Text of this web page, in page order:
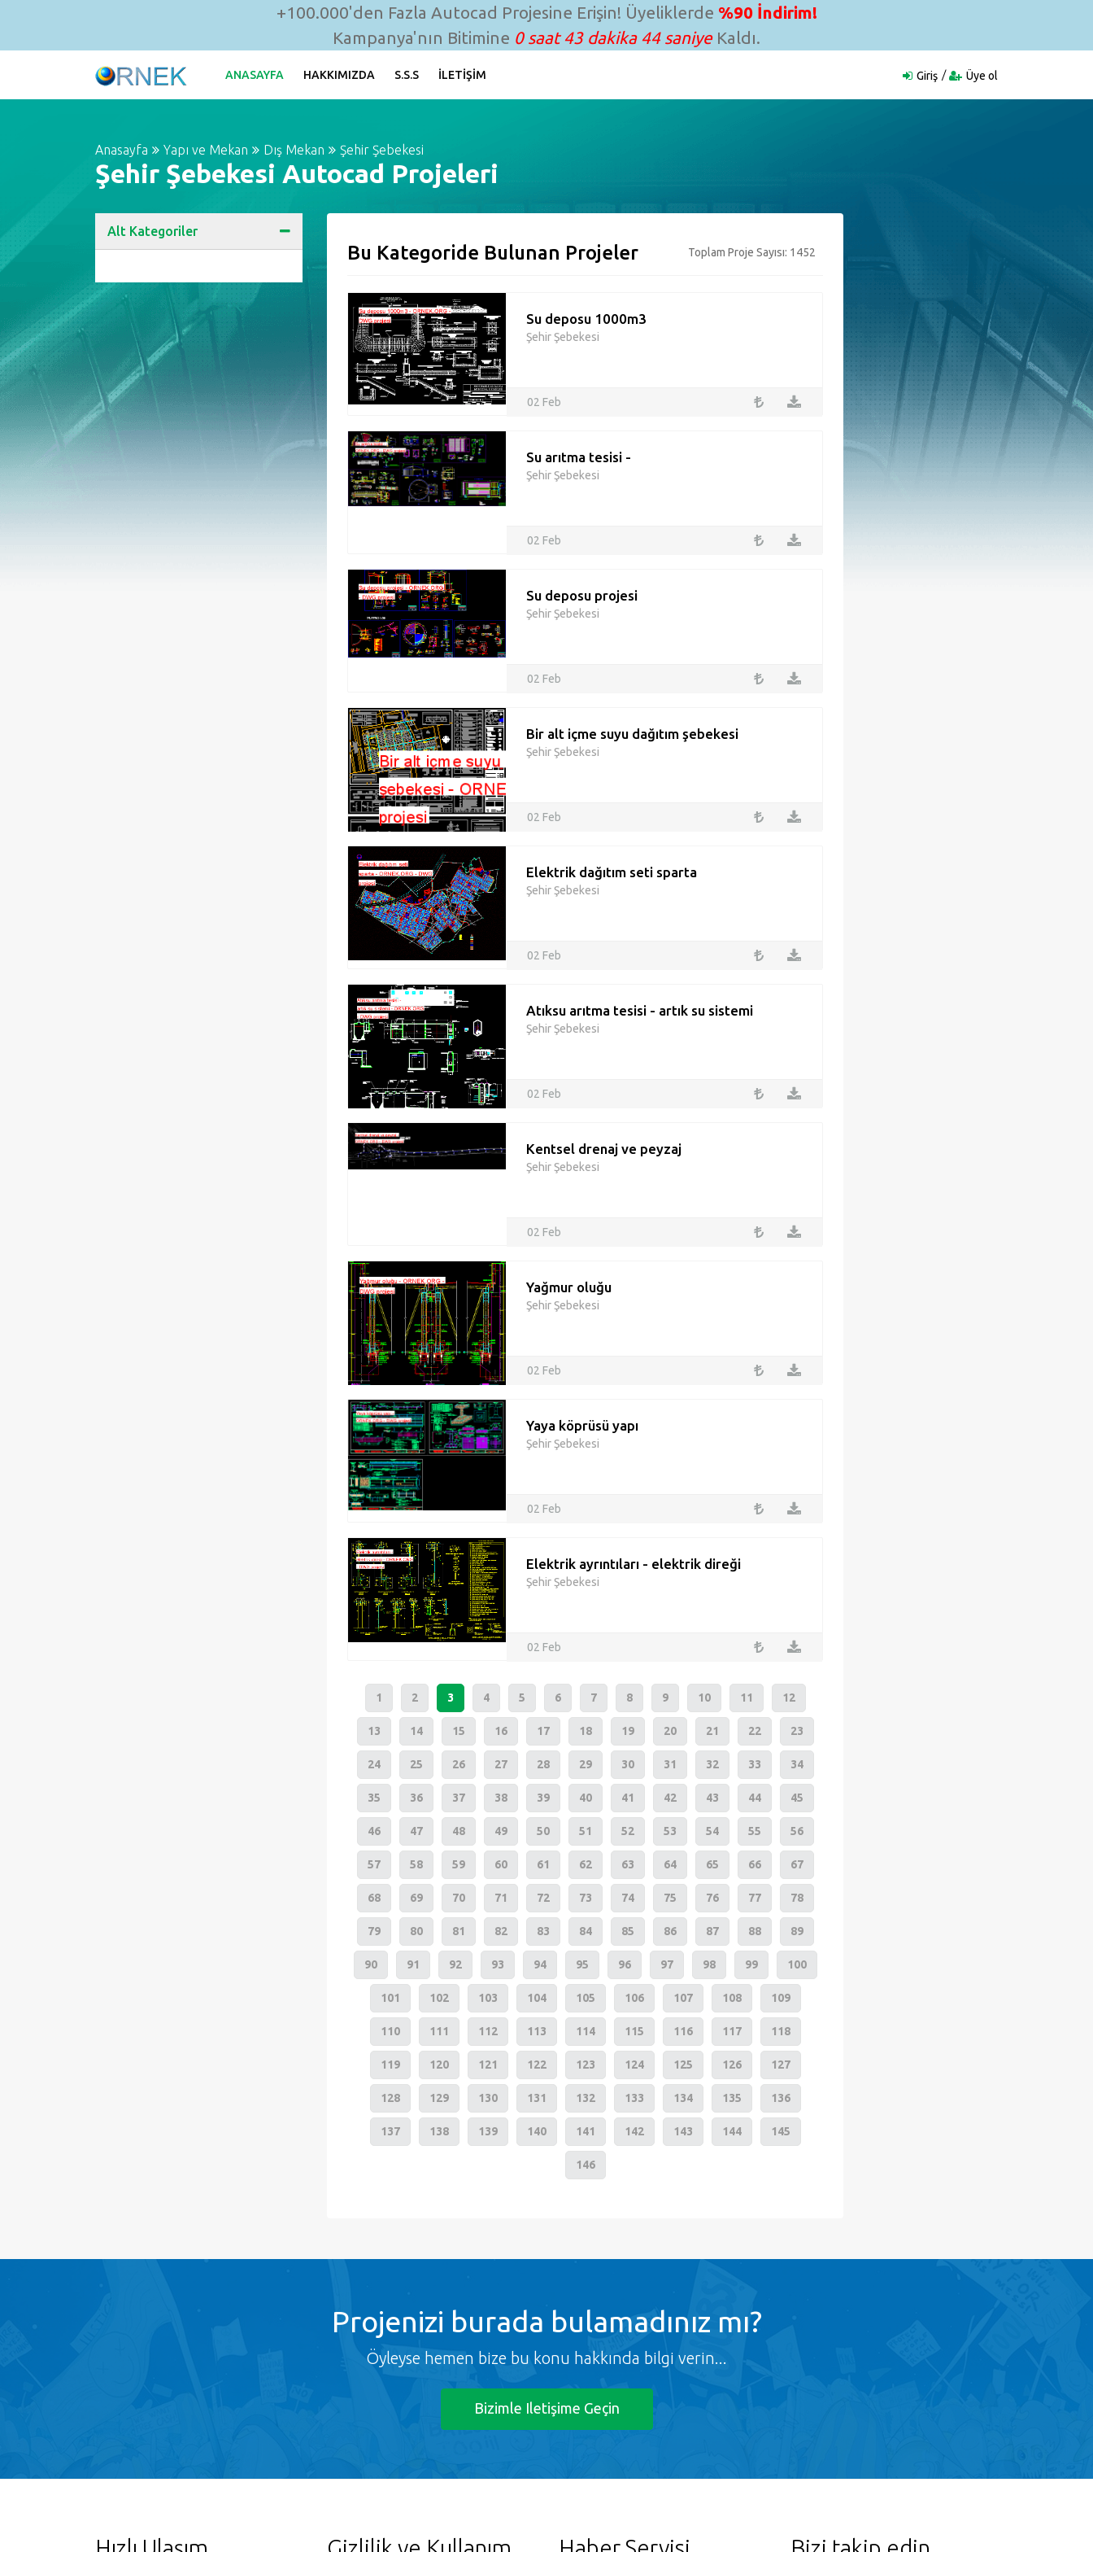
+100.000'den Fazla Autocad Projesine Erişin! Üyeliklerde %90 İndirim!
Kampanya'nın Bitimine 0 saat 43 dakika 43 saniyeKaldı.
ANASAYFA HAKKIMIZDA S.S.S İLETIŞIM Giriş Üye ol
Anasayfa Yapı ve Mekan Dış Mekan Şehir Şebekesi
Şehir Şebekesi Autocad Projeleri
Alt Kategoriler
Bu Kategoride Bulunan Projeler Toplam Proje Sayısı: 1452
Su deposu 1000m3
Şehir Şebekesi
02 Feb
Su arıtma tesisi -
Şehir Şebekesi
02 Feb
Su deposu projesi
Şehir Şebekesi
02 Feb
Bir alt içme suyu dağıtım şebekesi
Şehir Şebekesi
02 Feb
Elektrik dağıtım seti sparta
Şehir Şebekesi
02 Feb
Atıksu arıtma tesisi - artık su sistemi
Şehir Şebekesi
02 Feb
Kentsel drenaj ve peyzaj
Şehir Şebekesi
02 Feb
Yağmur oluğu
Şehir Şebekesi
02 Feb
Yaya köprüsü yapı
Şehir Şebekesi
02 Feb
Elektrik ayrıntıları - elektrik direği
Şehir Şebekesi
02 Feb
1 2 3 4 5 6 7 8 9 10 11 12
13 14 15 16 17 18 19 20 21 22 23
24 25 26 27 28 29 30 31 32 33 34
35 36 37 38 39 40 41 42 43 44 45
46 47 48 49 50 51 52 53 54 55 56
57 58 59 60 61 62 63 64 65 66 67
68 69 70 71 72 73 74 75 76 77 78
79 80 81 82 83 84 85 86 87 88 89
90 91 92 93 94 95 96 97 98 99 100
101 102 103 104 105 106 107 108 109
110 111 112 113 114 115 116 117 118
119 120 121 122 123 124 125 126 127
128 129 130 131 132 133 134 135 136
137 138 139 140 141 142 143 144 145
146
Projenizi burada bulamadınız mı?
Öyleyse hemen bize bu konu hakkında bilgi verin...
Bizimle Iletişime Geçin